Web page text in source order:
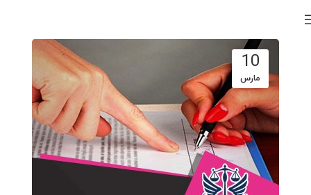
10
مارس